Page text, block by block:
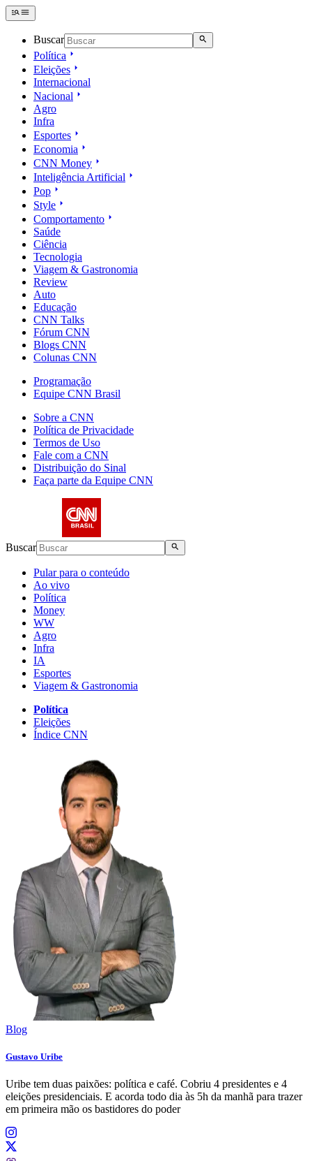
Buscar
Política
Eleições
Internacional
Nacional
Agro
Infra
Esportes
Economia
CNN Money
Inteligência Artificial
Pop
Style
Comportamento
Saúde
Ciência
Tecnologia
Viagem & Gastronomia
Review
Auto
Educação
CNN Talks
Fórum CNN
Blogs CNN
Colunas CNN
Programação
Equipe CNN Brasil
Sobre a CNN
Política de Privacidade
Termos de Uso
Fale com a CNN
Distribuição do Sinal
Faça parte da Equipe CNN
Buscar
Pular para o conteúdo
Ao vivo
Política
Money
WW
Agro
Infra
IA
Esportes
Viagem & Gastronomia
Política
Eleições
Índice CNN
Blog
Gustavo Uribe
Uribe tem duas paixões: política e café. Cobriu 4 presidentes e 4
eleições presidenciais. E acorda todo dia às 5h da manhã para trazer
em primeira mão os bastidores do poder